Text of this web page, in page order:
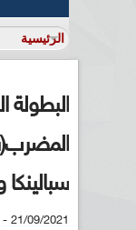
البطولة
21/09/2021 - 11:01